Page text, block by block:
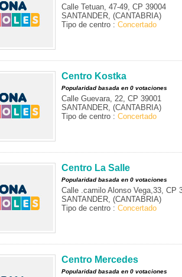
Calle Tetuan, 47-49, CP 39004
SANTANDER, (CANTABRIA)
Tipo de centro : Concertado
Centro Kostka
Popularidad basada en 0 votaciones
Calle Guevara, 22, CP 39001
SANTANDER, (CANTABRIA)
Tipo de centro : Concertado
Centro La Salle
Popularidad basada en 0 votaciones
Calle .camilo Alonso Vega,33, CP
SANTANDER, (CANTABRIA)
Tipo de centro : Concertado
Centro Mercedes
Popularidad basada en 0 votaciones